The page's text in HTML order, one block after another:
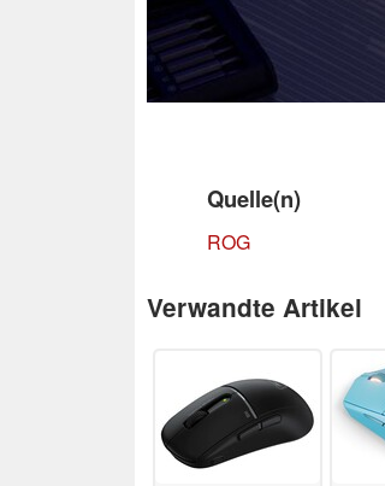
Quelle(n)
ROG
Verwandte Artikel